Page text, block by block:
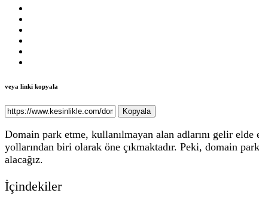
veya linki kopyala
Kopyala
Domain park etme, kullanılmayan alan adlarını gelir
yollarından biri olarak öne çıkmaktadır. Peki, domain
alacağız.
İçindekiler